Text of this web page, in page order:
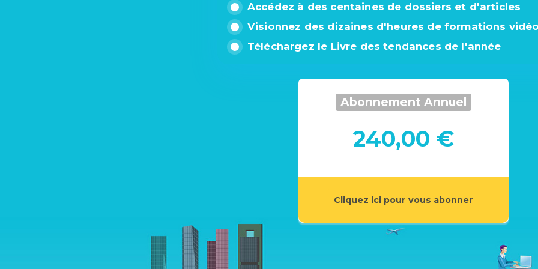
Accédez à des centaines de dossiers et d'articles
Visionnez des dizaines d'heures de formations
Téléchargez le Livre des tendances de l'année
Abonnement Annuel
240,00 €
Cliquez ici pour vous abonner